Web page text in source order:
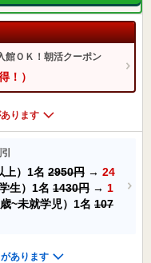
館ＯＫ！朝活クーポン
！）
ります
上）1名 2950円 → 24
生）1名 1430円 → 1
~未就学児）1名 107
あります